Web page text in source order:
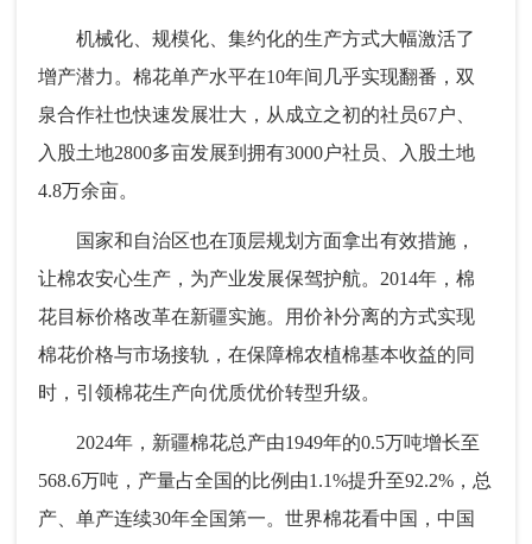
机械化、规模化、集约化的生产方式大幅激活了
增产潜力。棉花单产水平在10年间几乎实现翻番，双
泉合作社也快速发展壮大，从成立之初的社员67户、
入股土地2800多亩发展到拥有3000户社员、入股土地
4.8万余亩。
国家和自治区也在顶层规划方面拿出有效措施，
让棉农安心生产，为产业发展保驾护航。2014年，棉
花目标价格改革在新疆实施。用价补分离的方式实现
棉花价格与市场接轨，在保障棉农植棉基本收益的同
时，引领棉花生产向优质优价转型升级。
2024年，新疆棉花总产由1949年的0.5万吨增长至
568.6万吨，产量占全国的比例由1.1%提升至92.2%，总
产、单产连续30年全国第一。世界棉花看中国，中国